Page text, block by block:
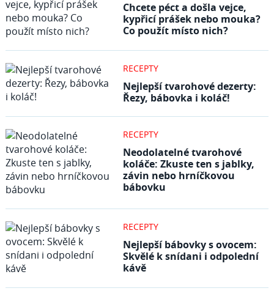
Chcete péct a došla vejce,
kypřicí prášek nebo mouka?
Co použít místo nich?
RECEPTY
Nejlepší tvarohové dezerty:
Řezy, bábovka i koláč!
RECEPTY
Neodolatelné tvarohové
koláče: Zkuste ten s jablky,
závin nebo hrníčkovou
bábovku
RECEPTY
Nejlepší bábovky s ovocem:
Skvělé k snídani i odpolední
kávě